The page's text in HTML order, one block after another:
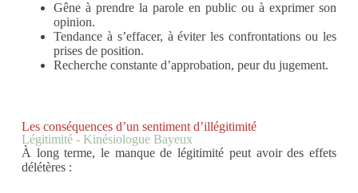
Gêne à prendre la parole en public ou à exprimer son
opinion.
Tendance à s’effacer, à éviter les confrontations ou les
prises de position.
Recherche constante d’approbation, peur du jugement.
Les conséquences d’un sentiment d’illégitimité
Légitimité - Kinésiologue Bayeux
À long terme, le manque de légitimité peut avoir des effets
délétères :